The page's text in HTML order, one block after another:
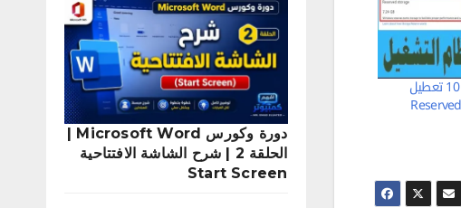
توفير 7 جيجا مساحة في ويندوز 10 تعطيل
دورة وكورس Microsoft Word |
الحلقة 2 | شرح الشاشة الافتتاحية
Start Screen